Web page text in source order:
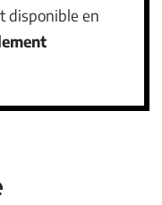
disponible en